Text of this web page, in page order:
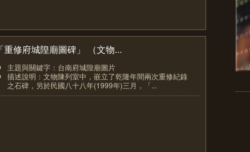
「重修府城隍廟圖碑」 （文物...
主題與關鍵字：台南府城隍廟圖片
描述說明：文物陳列室中，嵌立了乾隆年間兩次重修紀錄
之石碑，另於民國八十八年(1999年)三月，「...